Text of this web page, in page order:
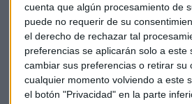
cuenta que algún procesamiento de
puede no requerir de su
el derecho de rechazar tal
preferencias se aplicarán solo a este
cambiar sus preferencias o retirar su
cualquier momento volviendo a este
el botón "Privacidad" en la parte
En el consultorio, Mar Barrero
comportándose los fondos de
variable, los monetarios o
También trata sectores en